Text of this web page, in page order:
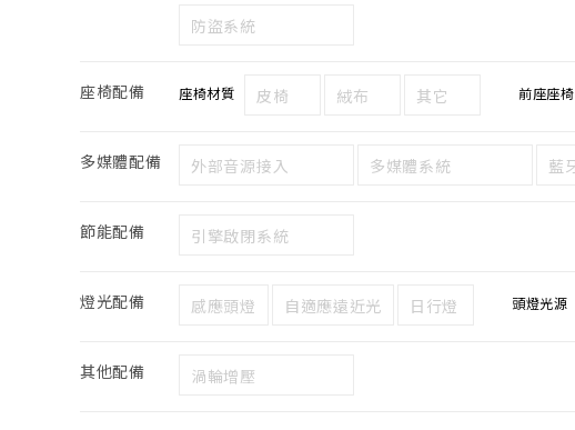
防盜系統
座椅配備 座椅材質 皮椅 絨布 其它 前座座
多媒體配備 外部音源接入 多媒體系統 藍
節能配備 引擎啟閉系統
燈光配備 感應頭燈 自適應遠近光 日行燈 頭燈光源
其他配備 渦輪增壓